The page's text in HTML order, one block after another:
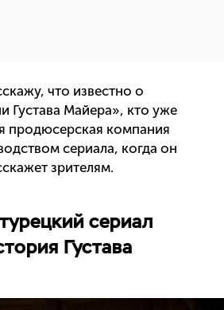
что известно о
Густава Майера», кто уже
продюсерская компания
сериала, когда он
зрителям.
сериал
Густава